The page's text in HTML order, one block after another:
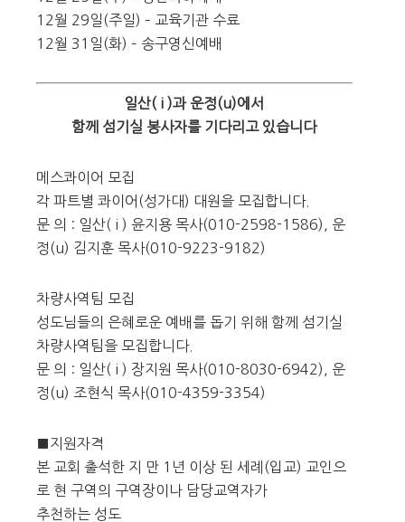
12월 29일(주일) – 교육기관 수료
12월 31일(화) – 송구영신예배
일산( i )과 운정(u)에서
함께 섬기실 봉사자를 기다리고 있습니다
메스콰이어 모집
각 파트별 콰이어(성가대) 대원을 모집합니다.
문 의 : 일산( i ) 윤지용 목사(010-2598-1586), 운
정(u) 김지훈 목사(010-9223-9182)
차량사역팀 모집
성도님들의 은혜로운 예배를 돕기 위해 함께 섬기실
차량사역팀을 모집합니다.
문 의 : 일산( i ) 장지원 목사(010-8030-6942), 운
정(u) 조현식 목사(010-4359-3354)
■지원자격
본 교회 출석한 지 만 1년 이상 된 세례(입교) 교인으
로 현 구역의 구역장이나 담당교역자가
추천하는 성도